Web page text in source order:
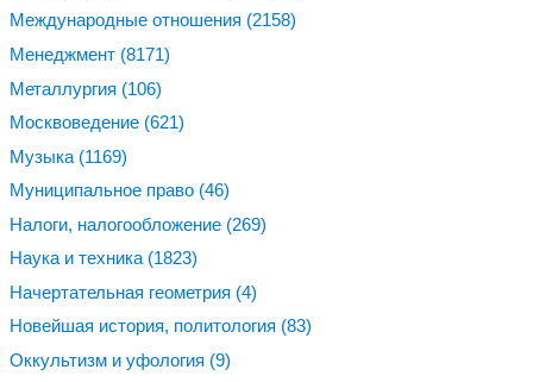
Международные отношения (2158)
Менеджмент (8171)
Металлургия (106)
Москвоведение (621)
Музыка (1169)
Муниципальное право (46)
Налоги, налогообложение (269)
Наука и техника (1823)
Начертательная геометрия (4)
Новейшая история, политология (83)
Оккультизм и уфология (9)